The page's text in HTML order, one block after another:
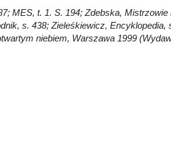
MES, t. 1. S. 194; Zdebska, Mistrzowie
s. 438; Zieleśkiewicz, Encyklopedia,
niebiem, Warszawa 1999